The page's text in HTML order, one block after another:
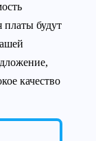
платы будут
качество